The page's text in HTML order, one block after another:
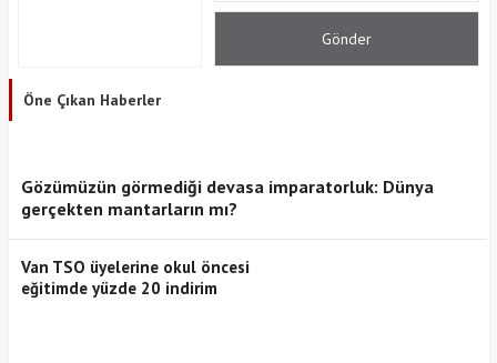
Öne Çıkan Haberler
Gözümüzün görmediği devasa imparatorluk: Dünya
gerçekten mantarların mı?
Van TSO üyelerine okul öncesi
eğitimde yüzde 20 indirim